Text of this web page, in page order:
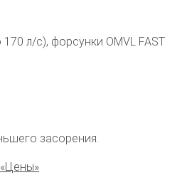
л/с), форсунки OMVL FAST
засорения.